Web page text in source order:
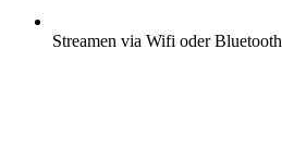
Streamen via Wifi oder Bluetooth